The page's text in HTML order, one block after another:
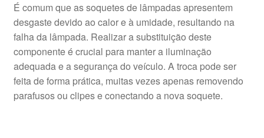
É comum que as soquetes de lâmpadas apresentem
desgaste devido ao calor e à umidade, resultando na
falha da lâmpada. Realizar a substituição deste
componente é crucial para manter a iluminação
adequada e a segurança do veículo. A troca pode ser
feita de forma prática, muitas vezes apenas removendo
parafusos ou clipes e conectando a nova soquete.